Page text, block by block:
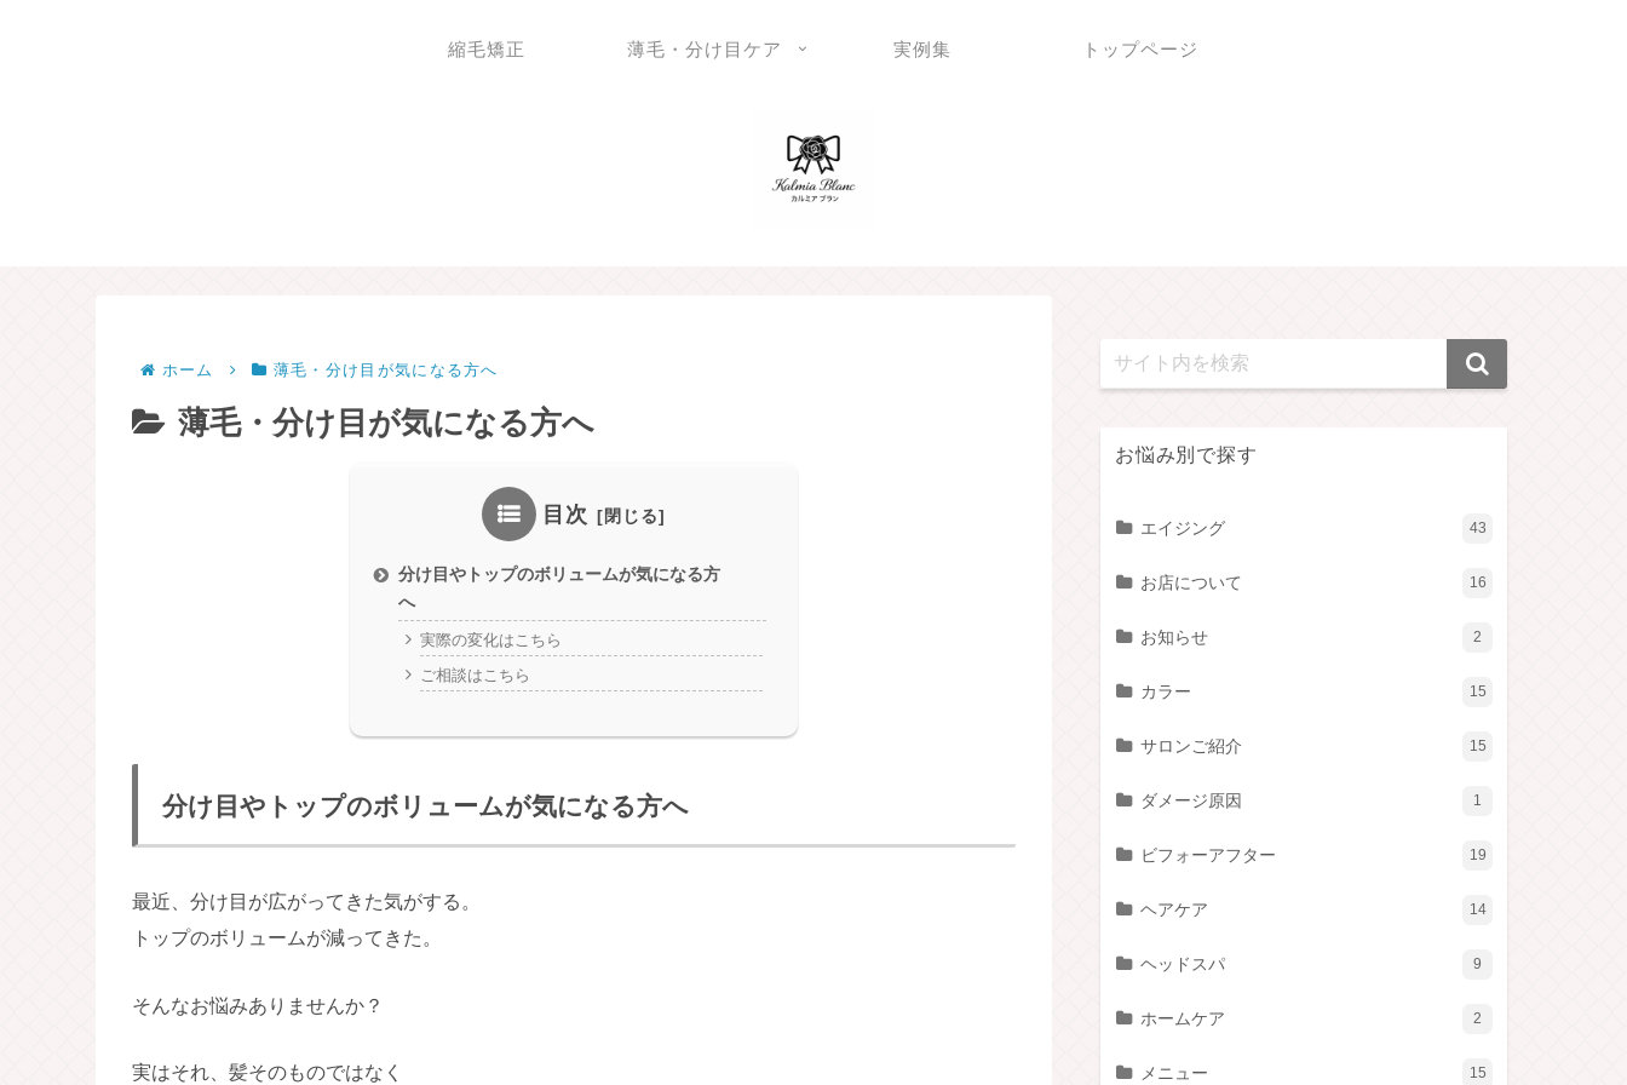
縮毛矯正 薄毛・分け目ケア 実例集 トップページ
ホーム 薄毛・分け目が気になる方へ
薄毛・分け目が気になる方へ
目次
分け目やトップのボリュームが気になる方
へ
実際の変化はこちら
ご相談はこちら
分け目やトップのボリュームが気になる方へ
最近、分け目が広がってきた気がする。
トップのボリュームが減ってきた。
そんなお悩みありませんか？
実はそれ、髪そのものではなく
お悩み別で探す
エイジング 43
お店について 16
お知らせ 2
カラー 15
サロンご紹介 15
ダメージ原因 1
ビフォーアフター 19
ヘアケア 14
ヘッドスパ 9
ホームケア 2
メニュー 15